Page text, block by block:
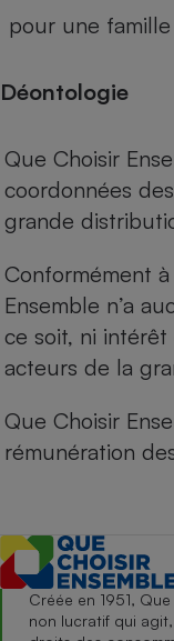
pour une
Déontologie
Que Choisir
coordonnées
grande
Conformément
Ensemble n’a
ce soit, ni
acteurs de la
Que Choisir
rémunération
Créée en 1951,
non lucratif qui